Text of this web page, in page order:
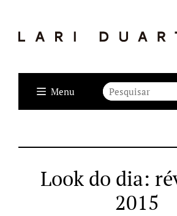
Menu
Look do dia:
2015